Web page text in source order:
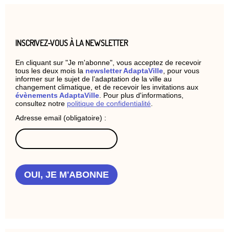
INSCRIVEZ-VOUS À LA NEWSLETTER
En cliquant sur "Je m'abonne", vous acceptez de recevoir
tous les deux mois la newsletter AdaptaVille , pour vous
informer sur le sujet de l’adaptation de la ville au
changement climatique, et de recevoir les invitations aux
évènements AdaptaVille . Pour plus d'informations,
consultez notre politique de confidentialité
Adresse email (obligatoire) :
OUI, JE M'ABONNE